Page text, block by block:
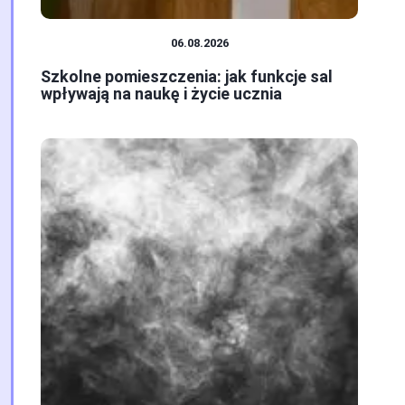
06.08.2026
Szkolne pomieszczenia: jak funkcje sal
wpływają na naukę i życie ucznia